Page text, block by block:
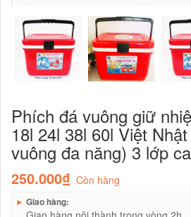
Phích đá vuông giữ
18l 24l 38l 60l Việt
vuông đa năng) 3 lớp
250.000₫ Còn hàng
► Giao hàng: